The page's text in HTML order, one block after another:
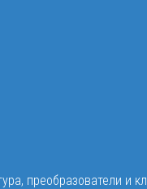
преобразователи и